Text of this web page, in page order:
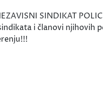
SINDIKAT
i članovi njihovih